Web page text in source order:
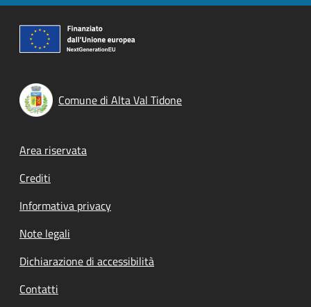
Comune di Alta Val Tidone
Footer menu
Area riservata
Crediti
Informativa privacy
Note legali
Dichiarazione di accessibilità
Contatti